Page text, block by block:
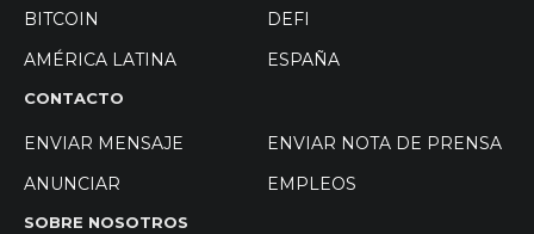
BITCOIN
DEFI
AMÉRICA LATINA
ESPAÑA
CONTACTO
ENVIAR MENSAJE
ENVIAR NOTA DE PRENSA
ANUNCIAR
EMPLEOS
SOBRE NOSOTROS